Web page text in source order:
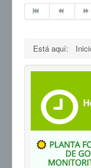
Está aquí: